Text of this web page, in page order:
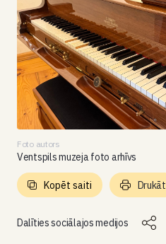
Foto autors
Ventspils muzeja foto arhīvs
Dalīties sociālajos medijos
Kopēt saiti Drukāt